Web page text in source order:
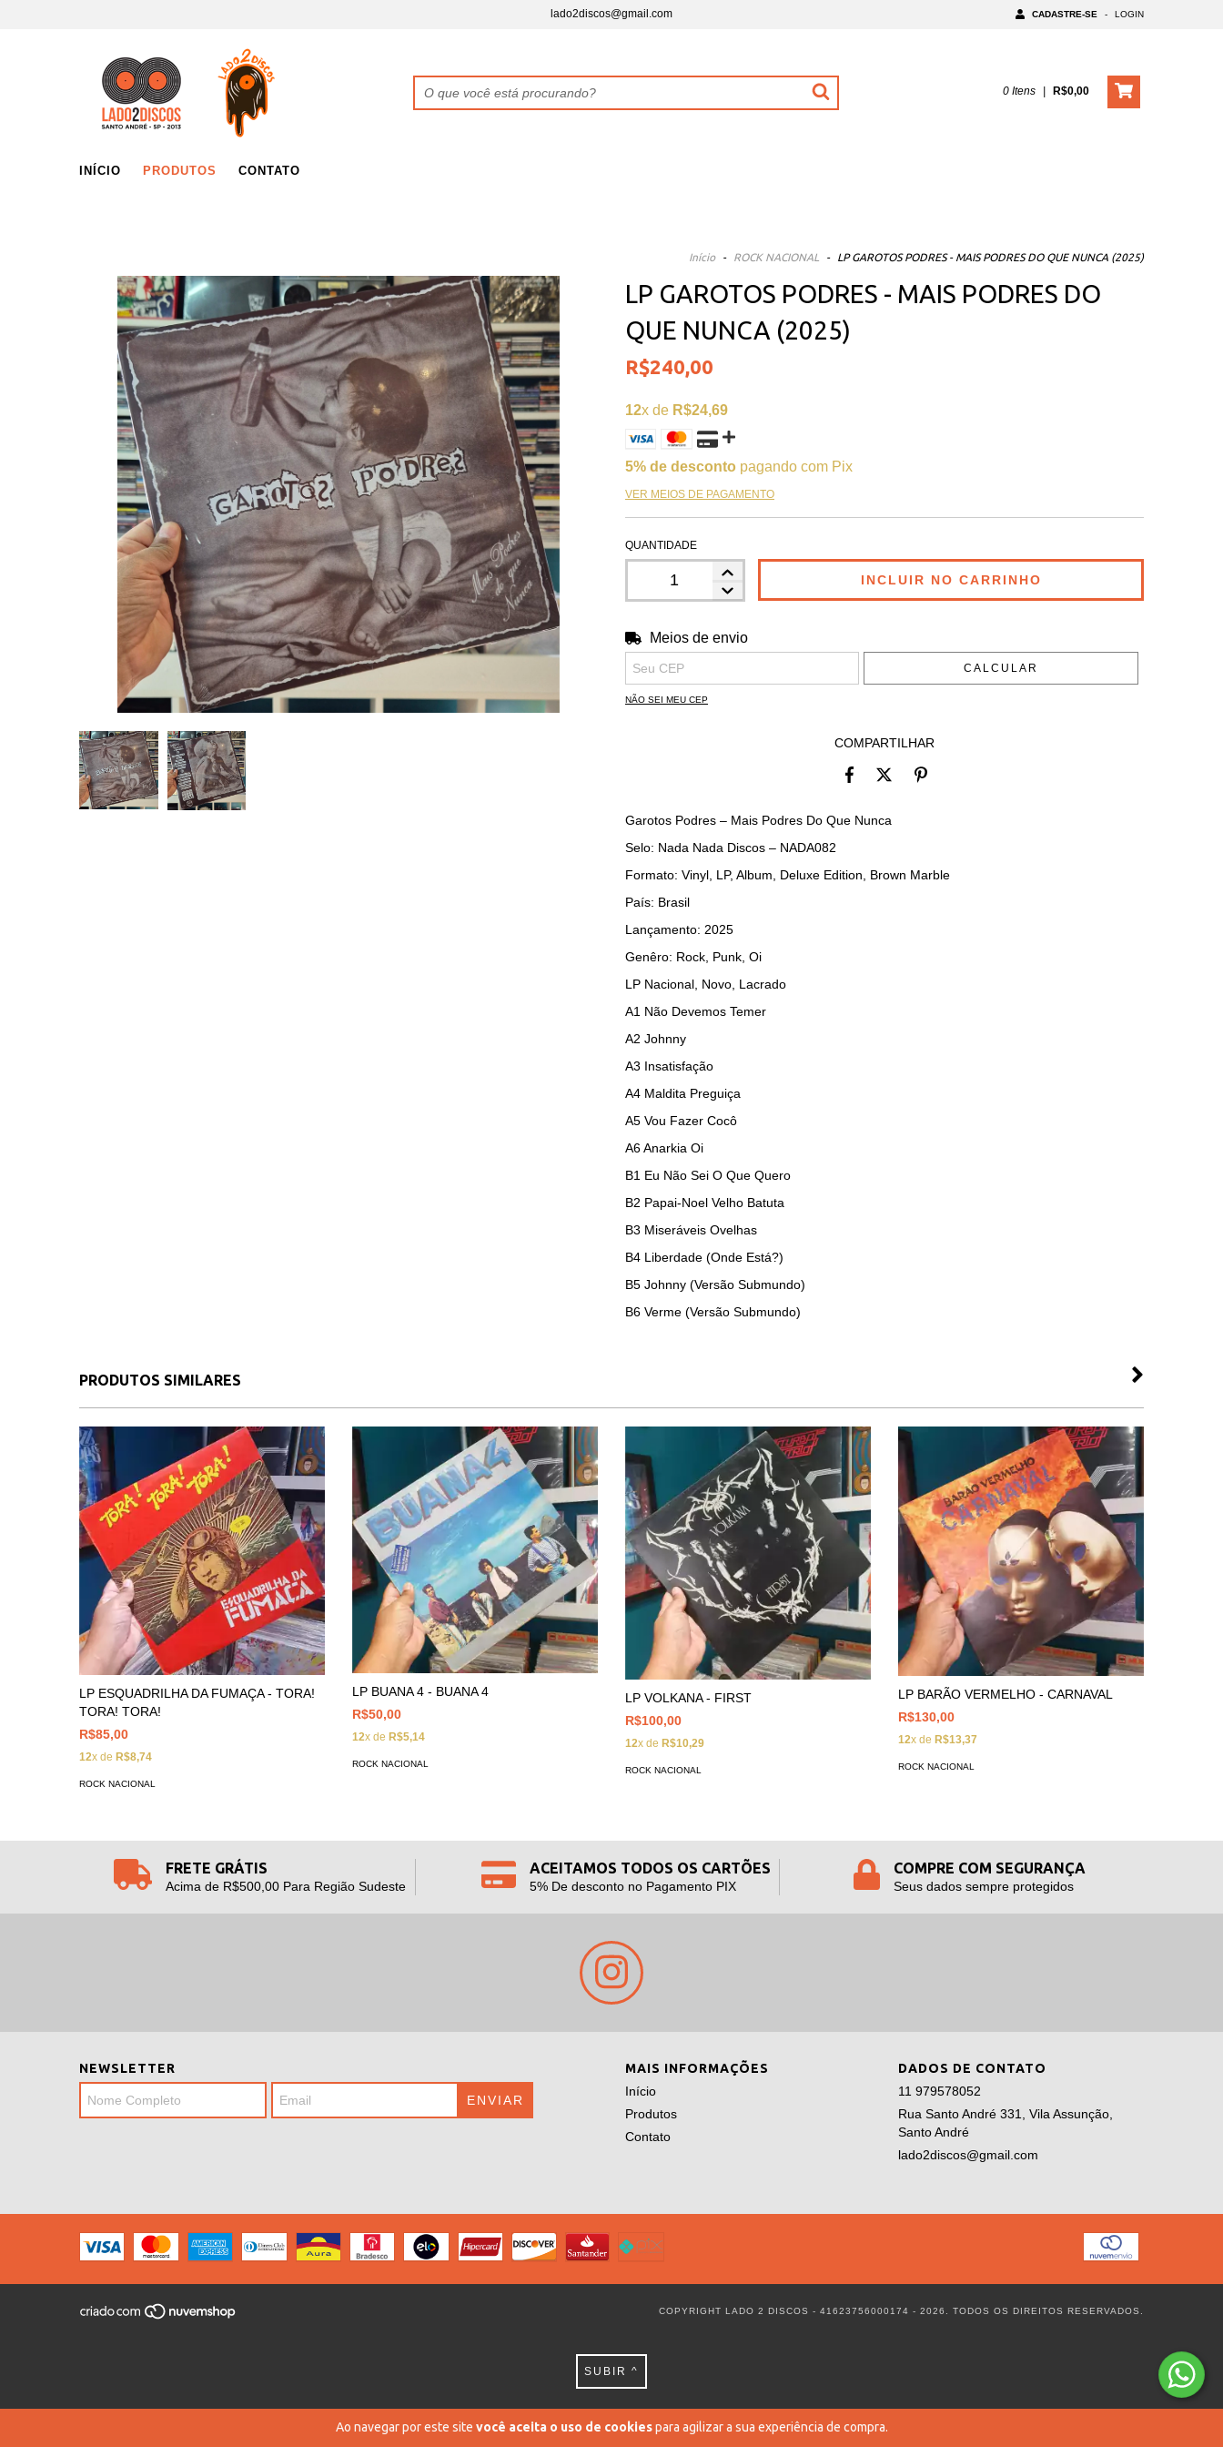
lado2discos@gmail.com CADASTRE-SE - LOGIN
Ao navegar por este site você aceita o uso de cookiespara agilizar a sua experiência de compra.
0Itens | R$0,00
INÍCIO PRODUTOS CONTATO
Início - ROCK NACIONAL - LP GAROTOS PODRES - MAIS PODRES DO QUE NUNCA (2025)
LP GAROTOS PODRES - MAIS PODRES DO
QUE NUNCA (2025)
R$240,00
12x de R$24,69
5% de desconto pagando com Pix
VER MEIOS DE PAGAMENTO
QUANTIDADE
Entregas para o CEP:
Meios de envio
CALCULAR
NÃO SEI MEU CEP
COMPARTILHAR
Garotos Podres – Mais Podres Do Que Nunca
Selo: Nada Nada Discos – NADA082
Formato: Vinyl, LP, Album, Deluxe Edition, Brown Marble
País: Brasil
Lançamento: 2025
Genêro: Rock, Punk, Oi
LP Nacional, Novo, Lacrado
A1 Não Devemos Temer
A2 Johnny
A3 Insatisfação
A4 Maldita Preguiça
A5 Vou Fazer Cocô
A6Anarkia Oi
B1 Eu Não Sei O Que Quero
B2 Papai-Noel Velho Batuta
B3 Miseráveis Ovelhas
B4 Liberdade (Onde Está?)
B5 Johnny (Versão Submundo)
B6 Verme (Versão Submundo)
PRODUTOS SIMILARES
LP ESQUADRILHA DA FUMAÇA - TORA!
TORA! TORA!
R$85,00
12x de R$8,74
ROCK NACIONAL
LP BUANA 4 - BUANA 4
R$50,00
12x de R$5,14
ROCK NACIONAL
LP VOLKANA - FIRST
R$100,00
12x de R$10,29
ROCK NACIONAL
LP BARÃO VERMELHO - CARNAVAL
R$130,00
12x de R$13,37
ROCK NACIONAL
FRETE GRÁTIS
Acima de R$500,00 Para Região Sudeste
ACEITAMOS TODOS OS CARTÕES
5% De desconto no Pagamento PIX
COMPRE COM SEGURANÇA
Seus dados sempre protegidos
NEWSLETTER
MAIS INFORMAÇÕES
Início
Produtos
Contato
DADOS DE CONTATO
11 979578052
Rua Santo André 331, Vila Assunção,
Santo André
lado2discos@gmail.com
COPYRIGHT LADO 2 DISCOS - 41623756000174 - 2026. TODOS OS DIREITOS RESERVADOS.
SUBIR ^